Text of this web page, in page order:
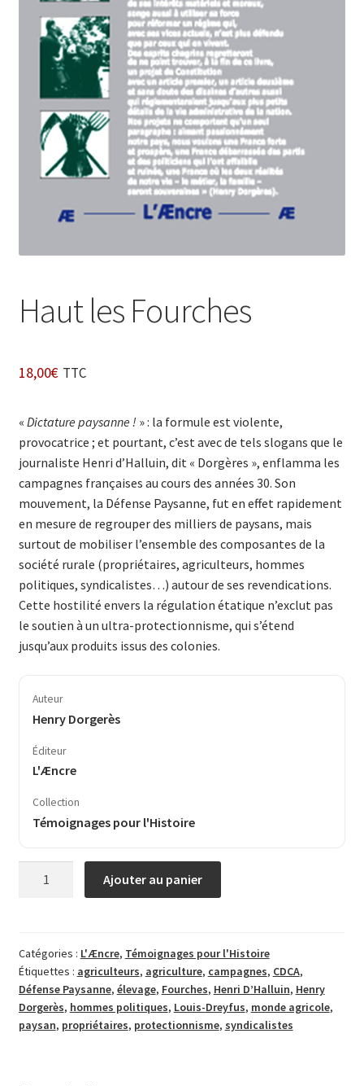
Login Customizer
Newsletter
Nous Contacter
Panier
Politique de confidentialité et cookies
Qui sommes-nous ?
Soutien à Philippe Randa
Haut les Fourches
18,00€ TTC
« Dictature paysanne ! » : la formule est violente,
provocatrice ; et pourtant, c’est avec de tels slogans que le
journaliste Henri d’Halluin, dit « Dorgères », enflamma les
campagnes françaises au cours des années 30. Son
mouvement, la Défense Paysanne, fut en effet rapidement
en mesure de regrouper des milliers de paysans, mais
surtout de mobiliser l’ensemble des composantes de la
société rurale (propriétaires, agriculteurs, hommes
politiques, syndicalistes…) autour de ses revendications.
Cette hostilité envers la régulation étatique n’exclut pas
le soutien à un ultra-protectionnisme, qui s’étend
jusqu’aux produits issus des colonies.
Auteur
Henry Dorgerès
Éditeur
L'Æncre
Collection
Témoignages pour l'Histoire
Fourches
Ajouter au panier
Catégories : L'Æncre, Témoignages pour l'Histoire
Étiquettes : agriculteurs, agriculture, campagnes, CDCA,
Défense Paysanne, élevage, Fourches, Henri D’Halluin, Henry
Dorgerès, hommes politiques, Louis-Dreyfus, monde agricole,
paysan, propriétaires, protectionnisme, syndicalistes